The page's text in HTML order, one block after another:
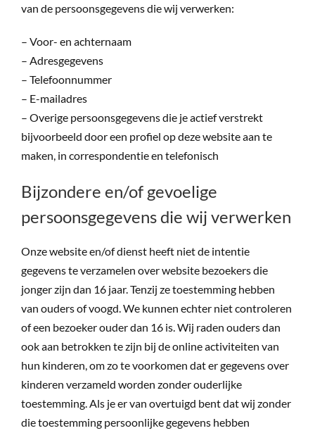
van de persoonsgegevens die wij verwerken:
– Voor- en achternaam
– Adresgegevens
– Telefoonnummer
– E-mailadres
– Overige persoonsgegevens die je actief verstrekt
bijvoorbeeld door een profiel op deze website aan te
maken, in correspondentie en telefonisch
Bijzondere en/of gevoelige
persoonsgegevens die wij verwerken
Onze website en/of dienst heeft niet de intentie
gegevens te verzamelen over website bezoekers die
jonger zijn dan 16 jaar. Tenzij ze toestemming hebben
van ouders of voogd. We kunnen echter niet controleren
of een bezoeker ouder dan 16 is. Wij raden ouders dan
ook aan betrokken te zijn bij de online activiteiten van
hun kinderen, om zo te voorkomen dat er gegevens over
kinderen verzameld worden zonder ouderlijke
toestemming. Als je er van overtuigd bent dat wij zonder
die toestemming persoonlijke gegevens hebben